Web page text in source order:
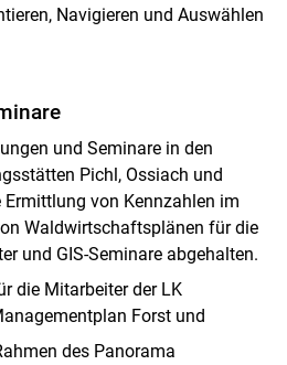
Navigieren und Auswählen
und Seminare in den
Pichl, Ossiach und
von Kennzahlen im
Waldwirtschaftsplänen für die
und GIS-Seminare abgehalten.
die Mitarbeiter der LK
Forst und
des Panorama